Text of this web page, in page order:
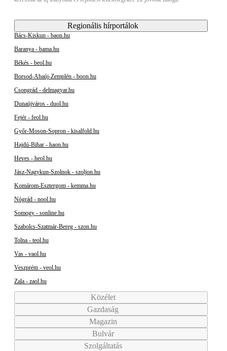
Regionális hírportálok
Bács-Kiskun - baon.hu
Baranya - bama.hu
Békés - beol.hu
Borsod-Abaúj-Zemplén - boon.hu
Csongrád - delmagyar.hu
Dunaújváros - duol.hu
Fejér - feol.hu
Győr-Moson-Sopron - kisalfold.hu
Hajdú-Bihar - haon.hu
Heves - heol.hu
Jász-Nagykun-Szolnok - szoljon.hu
Komárom-Esztergom - kemma.hu
Nógrád - nool.hu
Somogy - sonline.hu
Szabolcs-Szatmár-Bereg - szon.hu
Tolna - teol.hu
Vas - vaol.hu
Veszprém - veol.hu
Zala - zaol.hu
Közélet
Gazdaság
Magazin
Bulvár
Szolgáltatás